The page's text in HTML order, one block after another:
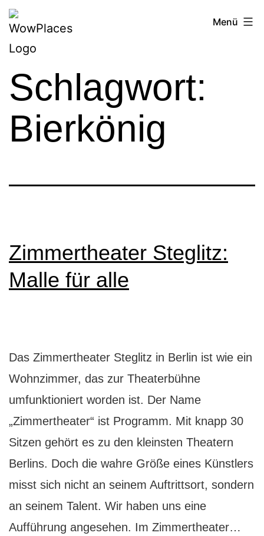
Zum
Inhalt
springen
Reiseblog
WowPlaces.de
Menü
Schlagwort:
Bierkönig
Zimmertheater Steglitz:
Malle für alle
Das Zimmertheater Steglitz in Berlin ist wie ein
Wohnzimmer, das zur Theaterbühne
umfunktioniert worden ist. Der Name
„Zimmertheater“ ist Programm. Mit knapp 30
Sitzen gehört es zu den kleinsten Theatern
Berlins. Doch die wahre Größe eines Künstlers
misst sich nicht an seinem Auftrittsort, sondern
an seinem Talent. Wir haben uns eine
Aufführung angesehen. Im Zimmertheater…